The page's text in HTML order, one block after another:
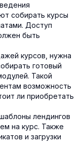
собирать курсы
Доступ
быть
курсов, нужна
готовый
Такой
возможность
ли приобретать
лендингов
на курс. Также
и загрузки